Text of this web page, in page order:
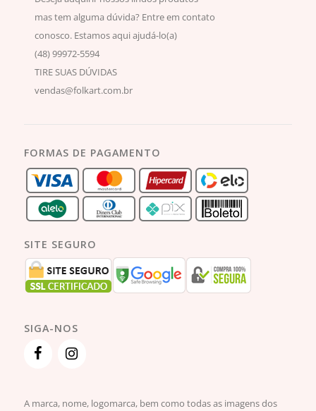
mas tem alguma dúvida? Entre em contato
conosco. Estamos aqui ajudá-lo(a)
(48) 99972-5594
TIRE SUAS DÚVIDAS
vendas@folkart.com.br
FORMAS DE PAGAMENTO
SITE SEGURO
SIGA-NOS
A marca, nome, logomarca, bem como todas as imagens dos